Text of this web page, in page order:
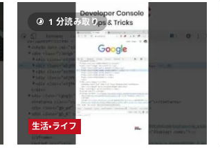
–
So
Why
Is
No
One
Buying
It?
に
つ
い
て
1 分読み取り
生活・ライフ